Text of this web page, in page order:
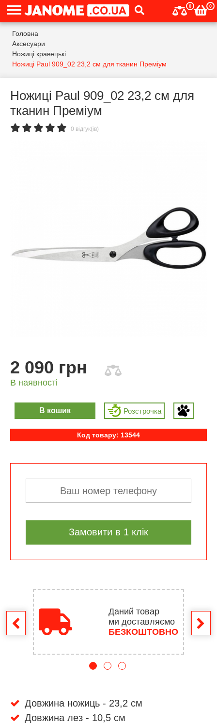
0 0
Головна
Аксесуари
Ножиці кравецькі
Ножиці Paul 909_02 23,2 см для тканин Преміум
Ножиці Paul 909_02 23,2 см для
тканин Преміум
0 відгук(ів)
2 090 грн
В наявності
В кошик Розcтрочка
Код товару: 13544
Замовити в 1 клік
Даний товар
ми доставляємо
БЕЗКОШТОВНО
Довжина ножиць - 23,2 см
Довжина лез - 10,5 см